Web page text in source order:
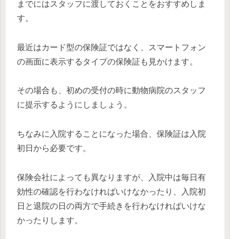
までにはスタッフに渡しておくことをおすすめしま
す。
最近はカード型の保険証ではなく、スマートフォン
の画面に表示するタイプの保険証も見かけます。
その場合も、初めの受付の時に動物病院のスタッフ
に提示するようにしましょう。
ちなみに入院することになった場合、保険証は入院
初日から必要です。
保険会社によっても異なりますが、入院中は毎日有
効性の確認を行わなければいけなかったり、入院初
日と退院の日の両方で手続きを行わなければいけな
かったりします。